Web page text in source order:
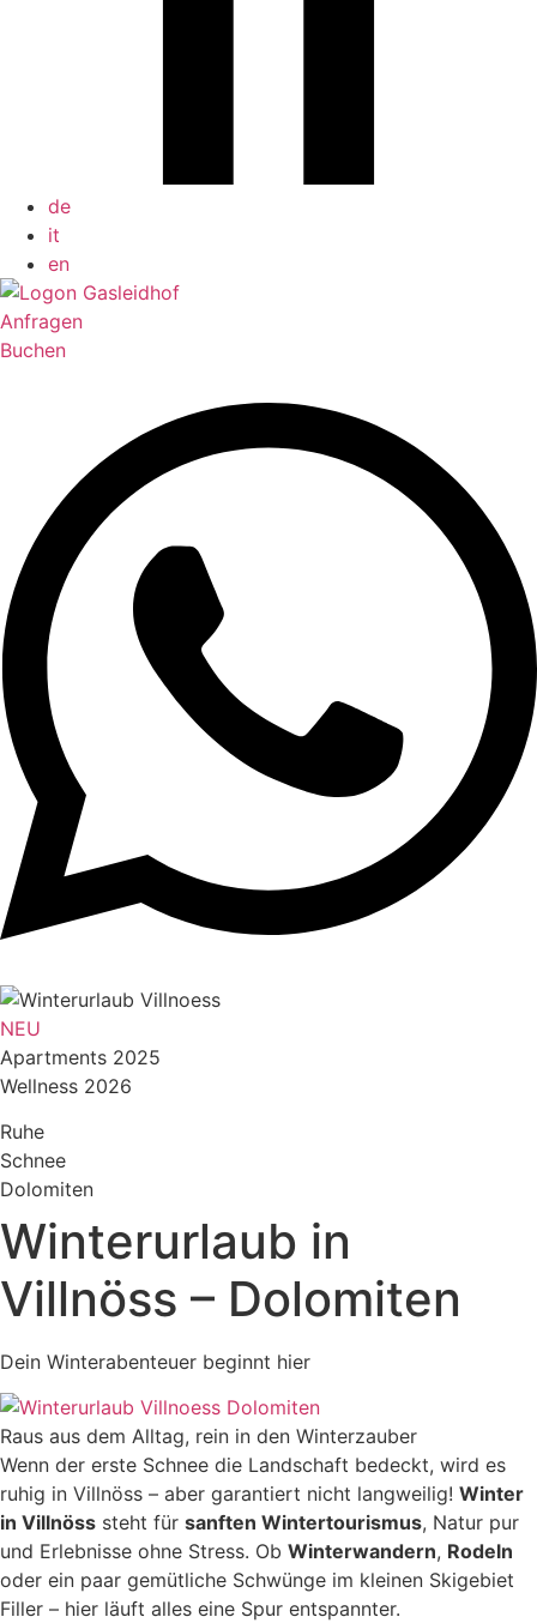
de
it
en
Anfragen
Buchen
NEU
Apartments 2025
Wellness 2026
Ruhe
Schnee
Dolomiten
Winterurlaub in
Villnöss – Dolomiten
Dein Winterabenteuer beginnt hier
Raus aus dem Alltag, rein in den Winterzauber
Wenn der erste Schnee die Landschaft bedeckt, wird es
ruhig in Villnöss – aber garantiert nicht langweilig! Winter
in Villnöss steht für sanften Wintertourismus, Natur pur
und Erlebnisse ohne Stress. Ob Winterwandern, Rodeln
oder ein paar gemütliche Schwünge im kleinen Skigebiet
Filler – hier läuft alles eine Spur entspannter.